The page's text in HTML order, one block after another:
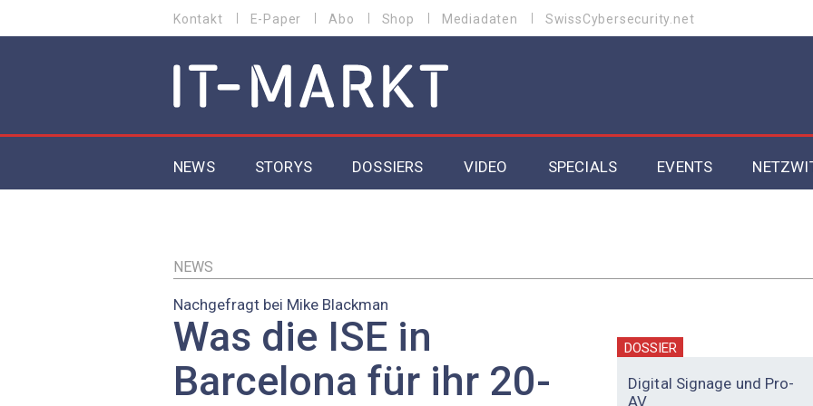
zum
MENU
Kontakt E-Paper Abo Shop Mediadaten SwissCybersecurity.net
MAIN NAVIGATION
NEWS STORYS DOSSIERS
Security
EU-DSGVO
VIDEO SPECIALS
Artificial Intelligence 2025
EVENTS
NEWS
Nachgefragt bei Mike Blackman
Was die ISE in
Barcelona für ihr 20-
DOSSIER
Digital Signage und Pro-
AV